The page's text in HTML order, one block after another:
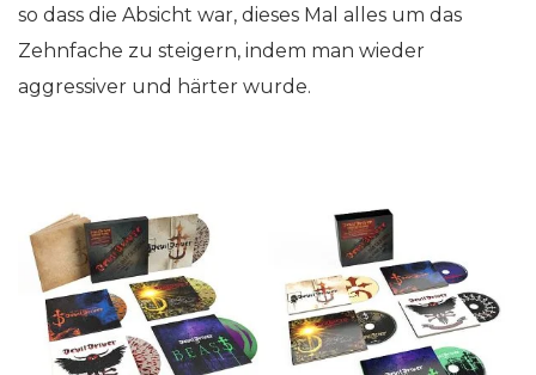
so dass die Absicht war, dieses Mal alles um das
Zehnfache zu steigern, indem man wieder
aggressiver und härter wurde.